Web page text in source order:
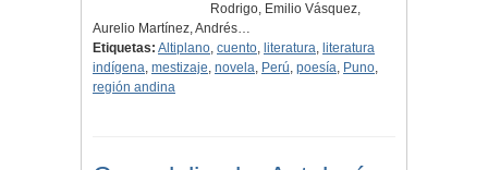
Rodrigo, Emilio Vásquez,
Aurelio Martínez, Andrés…
Etiquetas: Altiplano, cuento, literatura, literatura
indígena, mestizaje, novela, Perú, poesía, Puno,
región andina